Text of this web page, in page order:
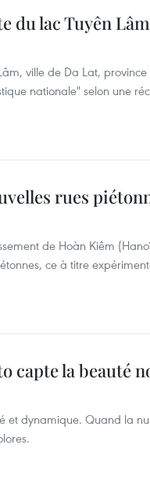
du lac Tuyên Lâm
ville de Da Lat,
nationale" selon une
rues
de Hoàn Kiêm
ce à titre
capte la beauté
et dynamique. Quand la